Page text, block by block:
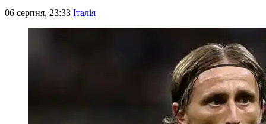
06 серпня, 23:33 Італія